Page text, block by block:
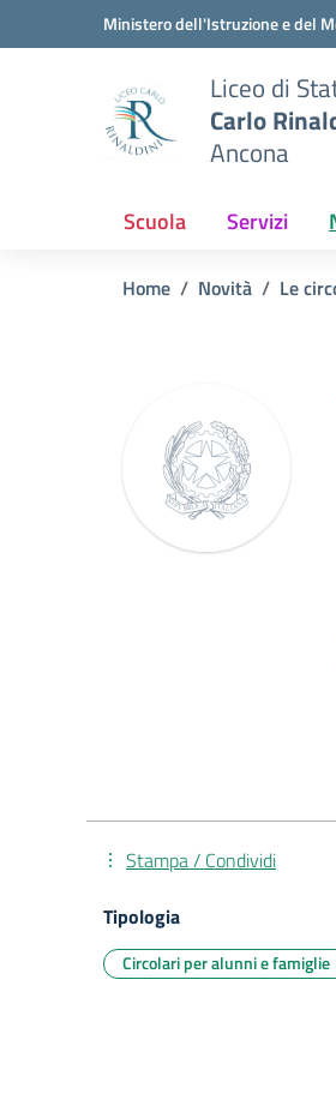
Vai ai contenuti
Vai al menu di navigazioneMinistero dell'Istruzione e del
Liceo di
Carlo
Ancona
Scuola Servizi
Home Novità Le
Stampa / Condividi
Tipologia
Circolari per alunni e famiglie